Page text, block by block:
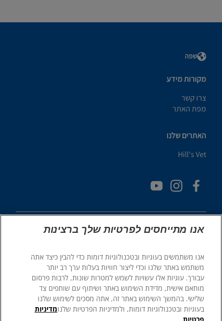
שפה
מקורות מידע
צרו קשר
מפת האתר
האתרים שלנו
Hill's Vet
© 2025 Hill's Pet Nutrition, Inc.
כֹּל הַזְכוּיוֹת שְׁמוּרוֹת.
כפי שמשתמשים בו כאן, מציין סטטוס של סימן מסחרי רשום בארה"ב
בלבד; סטטוס הרישום באזורים גיאוגרפיים אחרים עשוי להיות שונה.
השימוש שלך באתר זה כפוף לתנאים שלנו.
אנו מתייחסים לפרטיות שלך ברצינות
אנו משתמשים בעוגיות ובטכנולוגיות דומות כדי להבין כיצד אתה
משתמש באתר שלנו וכדי ליצור חוויות בעלות ערך רב יותר
עבורך. עוגיות אלו עשויות לשמש למטרות שונות, לרבות פרסום
מותאם אישית, מדידת השימוש באתר ושיתוף עם שותפים צד
שלישי. בהמשך השימוש באתר זה, אתה מסכים לשימוש שלנו
בעוגיות ובטכנולוגיות דומות, ולמדיניות הפרטיות שלנומדיניות